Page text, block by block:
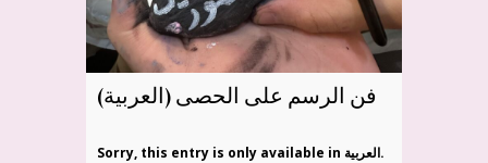
(العربية) فن الرسم على الحصى
Sorry, this entry is only available in العربية.